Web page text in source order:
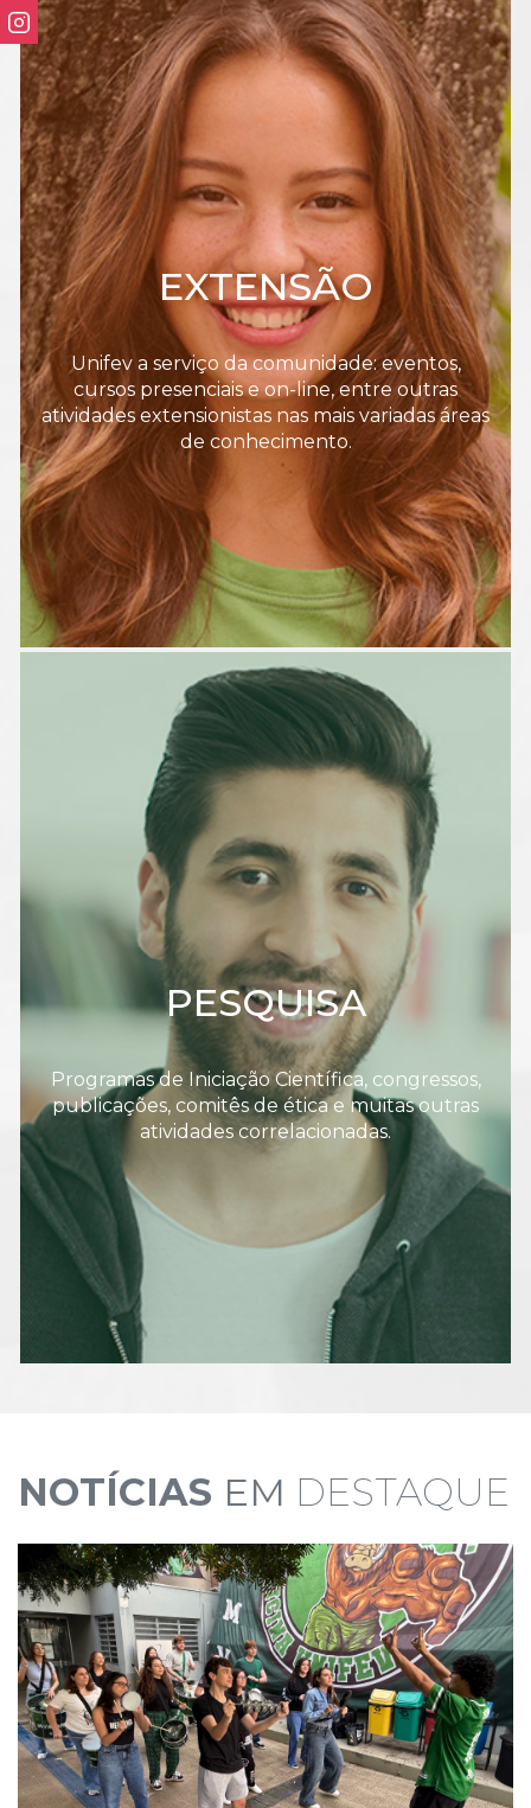
EXTENSÃO
Unifev a serviço da comunidade: eventos,
cursos presenciais e on-line, entre outras
atividades extensionistas nas mais variadas áreas
de conhecimento.
PESQUISA
Programas de Iniciação Científica, congressos,
publicações, comitês de ética e muitas outras
atividades correlacionadas.
NOTÍCIAS EM DESTAQUE